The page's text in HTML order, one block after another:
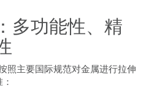
多功能性、精
照主要国际规范对金属进行拉伸